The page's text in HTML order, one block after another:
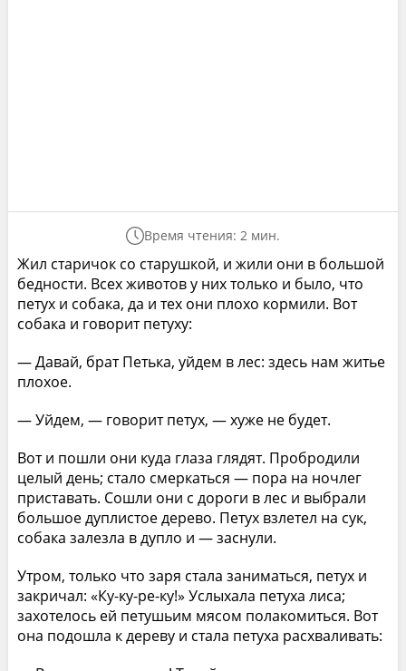
Время чтения: 2 мин.
Жил старичок со старушкой, и жили они в большой
бедности. Всех животов у них только и было, что
петух и собака, да и тех они плохо кормили. Вот
собака и говорит петуху:
— Давай, брат Петька, уйдем в лес: здесь нам житье
плохое.
— Уйдем, — говорит петух, — хуже не будет.
Вот и пошли они куда глаза глядят. Пробродили
целый день; стало смеркаться — пора на ночлег
приставать. Сошли они с дороги в лес и выбрали
большое дуплистое дерево. Петух взлетел на сук,
собака залезла в дупло и — заснули.
Утром, только что заря стала заниматься, петух и
закричал: «Ку-ку-ре-ку!» Услыхала петуха лиса;
захотелось ей петушьим мясом полакомиться. Вот
она подошла к дереву и стала петуха расхваливать: